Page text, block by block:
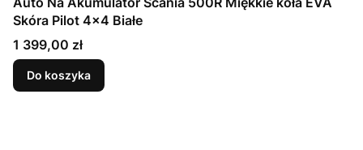
Skóra Pilot 4x4 Białe
Cena
1 399,00 zł
Do koszyka